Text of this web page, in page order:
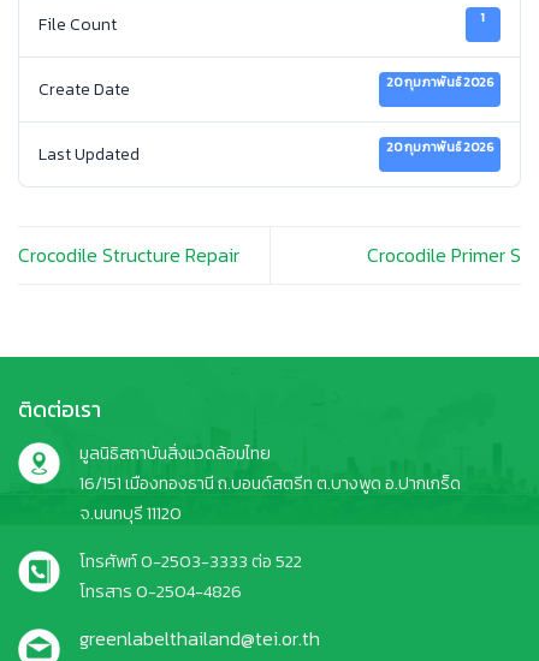
File Count 1
Create Date 20 กุมภาพันธ์ 2026
Last Updated 20 กุมภาพันธ์ 2026
Crocodile Structure Repair Crocodile Primer S
ติดต่อเรา
มูลนิธิสถาบันสิ่งแวดล้อมไทย
16/151 เมืองทองธานี ถ.บอนด์สตรีท ต.บางพูด อ.ปากเกร็ด
จ.นนทบุรี 11120
โทรศัพท์ 0-2503-3333 ต่อ 522
โทรสาร 0-2504-4826
greenlabelthailand@tei.or.th